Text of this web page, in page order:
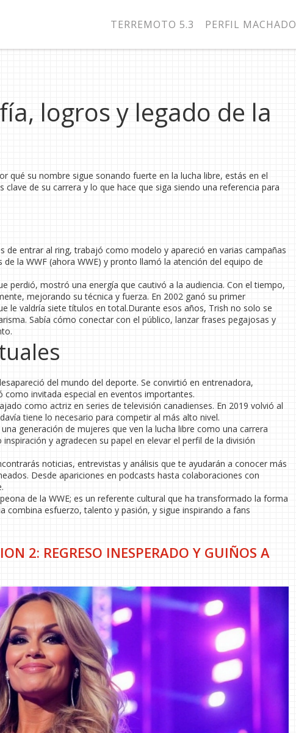
TERREMOTO 5.3 PERFIL MACHADO
logros y legado de la
qué su nombre sigue sonando fuerte en la lucha libre, estás en el
de su carrera y lo que hace que siga siendo una referencia para
de entrar al ring, trabajó como modelo y apareció en varias campañas
la WWF (ahora WWE) y pronto llamó la atención del equipo de
perdió, mostró una energía que cautivó a la audiencia. Con el tiempo,
mejorando su técnica y fuerza. En 2002 ganó su primer
le valdría siete títulos en total.Durante esos años, Trish no solo se
Sabía cómo conectar con el público, lanzar frases pegajosas y
del mundo del deporte. Se convirtió en entrenadora,
invitada especial en eventos importantes.
como actriz en series de televisión canadienses. En 2019 volvió al
tiene lo necesario para competir al más alto nivel.
generación de mujeres que ven la lucha libre como una carrera
y agradecen su papel en elevar el perfil de la división
noticias, entrevistas y análisis que te ayudarán a conocer más
Desde apariciones en podcasts hasta colaboraciones con
de la WWE; es un referente cultural que ha transformado la forma
combina esfuerzo, talento y pasión, y sigue inspirando a fans
2: REGRESO INESPERADO Y GUIÑOS A